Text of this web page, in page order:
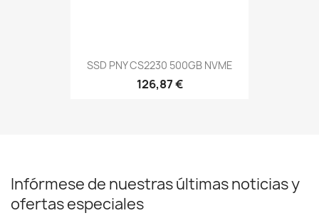
SSD PNY CS2230 500GB NVME
126,87 €
Infórmese de nuestras últimas noticias y
ofertas especiales